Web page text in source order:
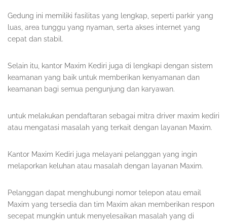
Gedung ini memiliki fasilitas yang lengkap, seperti parkir yang
luas, area tunggu yang nyaman, serta akses internet yang
cepat dan stabil.
Selain itu, kantor Maxim Kediri juga di lengkapi dengan sistem
keamanan yang baik untuk memberikan kenyamanan dan
keamanan bagi semua pengunjung dan karyawan.
untuk melakukan pendaftaran sebagai mitra driver maxim kediri
atau mengatasi masalah yang terkait dengan layanan Maxim.
Kantor Maxim Kediri juga melayani pelanggan yang ingin
melaporkan keluhan atau masalah dengan layanan Maxim.
Pelanggan dapat menghubungi nomor telepon atau email
Maxim yang tersedia dan tim Maxim akan memberikan respon
secepat mungkin untuk menyelesaikan masalah yang di